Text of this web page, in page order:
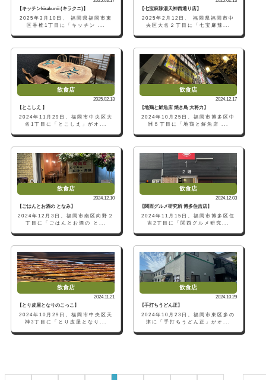
【キッチンkirakunii (キラクニ)】
2025年3月10日、 福岡県福岡市東
区香椎1丁目に「キッチン ...
【七宝麻辣湯天神西通り店】
2025年2月12日、 福岡県福岡市中
央区大名２丁目に「七宝麻辣...
飲食店
2025.02.13
【とこしえ 】
2024年11月29日、福岡市中央区大
名1丁目に「とこしえ」がオ...
飲食店
2024.12.17
【地鶏と鮮魚店 焼き鳥 大将力】
2024年10月25日、福岡市博多区中
洲５丁目に「地鶏と鮮魚店 ...
飲食店
2024.12.10
【ごはんとお酒の となみ】
2024年12月3日、福岡市南区向野２
丁目に「ごはんとお酒の と...
飲食店
2024.12.03
【関西グルメ研究所 博多住吉店】
2024年11月15日、福岡市博多区住
吉2丁目に「関西グルメ研究...
飲食店
2024.11.21
【とり皮屋となりのこっこ】
2024年10月29日、福岡市中央区天
神3丁目に「とり皮屋となり...
飲食店
2024.10.29
【手打ちうどん正】
2024年10月23日、福岡市東区多の
津に「手打ちうどん正」がオ...